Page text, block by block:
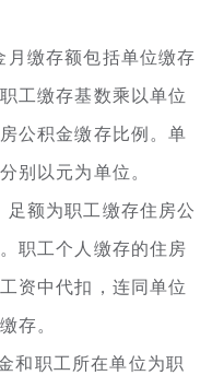
缴存额包括单位缴存
工缴存基数乘以单位
公积金缴存比例。单
别以元为单位。
额为职工缴存住房公
职工个人缴存的住房
资中代扣，连同单位
存。
和职工所在单位为职